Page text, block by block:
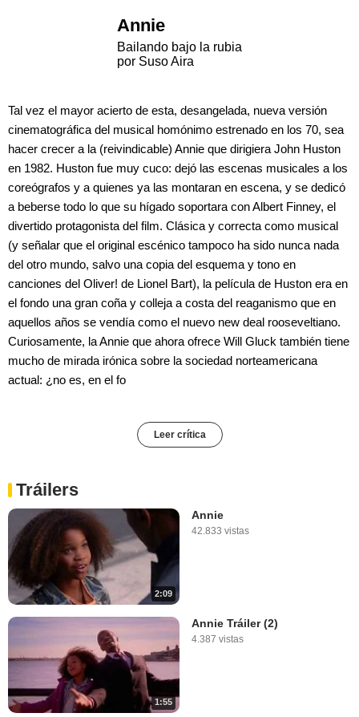
Annie
Bailando bajo la rubia
por Suso Aira
Tal vez el mayor acierto de esta, desangelada, nueva versión
cinematográfica del musical homónimo estrenado en los 70, sea
hacer crecer a la (reivindicable) Annie que dirigiera John Huston
en 1982. Huston fue muy cuco: dejó las escenas musicales a los
coreógrafos y a quienes ya las montaran en escena, y se dedicó
a beberse todo lo que su hígado soportara con Albert Finney, el
divertido protagonista del film. Clásica y correcta como musical
(y señalar que el original escénico tampoco ha sido nunca nada
del otro mundo, salvo una copia del esquema y tono en
canciones del Oliver! de Lionel Bart), la película de Huston era en
el fondo una gran coña y colleja a costa del reaganismo que en
aquellos años se vendía como el nuevo new deal rooseveltiano.
Curiosamente, la Annie que ahora ofrece Will Gluck también tiene
mucho de mirada irónica sobre la sociedad norteamericana
actual: ¿no es, en el fo
Leer crítica
Tráilers
2:09
Annie
42.833 vistas
1:55
Annie Tráiler (2)
4.387 vistas